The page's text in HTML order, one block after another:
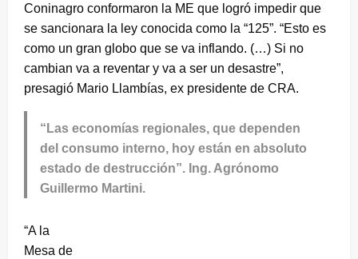
Coninagro conformaron la ME que logró impedir que
se sancionara la ley conocida como la “125”. “Esto es
como un gran globo que se va inflando. (…) Si no
cambian va a reventar y va a ser un desastre”,
presagió Mario Llambías, ex presidente de CRA.
“Las economías regionales, que dependen
del consumo interno, hoy están en absoluto
estado de destrucción”. Ing. Agrónomo
Guillermo Martini.
“A la
Mesa de